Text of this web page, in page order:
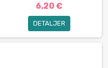
6,20 €
DETALJER